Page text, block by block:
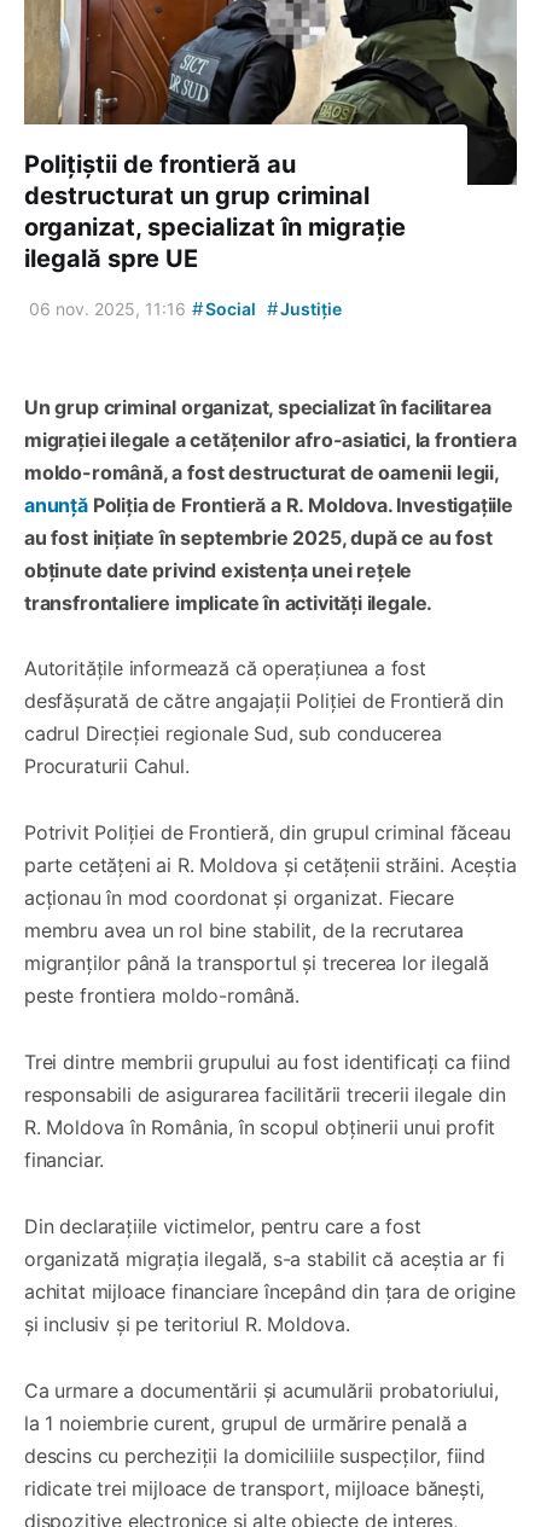
Polițiștii de frontieră au
destructurat un grup criminal
organizat, specializat în migrație
ilegală spre UE
06 nov. 2025, 11:16 #Social #Justiție
Un grup criminal organizat, specializat în facilitarea
migrației ilegale a cetățenilor afro-asiatici, la frontiera
moldo-română, a fost destructurat de oamenii legii,
anunțăPoliția de Frontieră a R. Moldova. Investigațiile
au fost inițiate în septembrie 2025, după ce au fost
obținute date privind existența unei rețele
transfrontaliere implicate în activități ilegale.
Autoritățile informează că operațiunea a fost
desfășurată de către angajații Poliției de Frontieră din
cadrul Direcției regionale Sud, sub conducerea
Procuraturii Cahul.
Potrivit Poliției de Frontieră, din grupul criminal făceau
parte cetățeni ai R. Moldova și cetățenii străini. Aceștia
acționau în mod coordonat și organizat. Fiecare
membru avea un rol bine stabilit, de la recrutarea
migranților până la transportul și trecerea lor ilegală
peste frontiera moldo-română.
Trei dintre membrii grupului au fost identificați ca fiind
responsabili de asigurarea facilitării trecerii ilegale din
R. Moldova în România, în scopul obținerii unui profit
financiar.
Din declarațiile victimelor, pentru care a fost
organizată migrația ilegală, s-a stabilit că aceștia ar fi
achitat mijloace financiare începând din țara de origine
și inclusiv și pe teritoriul R. Moldova.
Ca urmare a documentării și acumulării probatoriului,
la 1 noiembrie curent, grupul de urmărire penală a
descins cu percheziții la domiciliile suspecților, fiind
ridicate trei mijloace de transport, mijloace bănești,
dispozitive electronice și alte obiecte de interes,